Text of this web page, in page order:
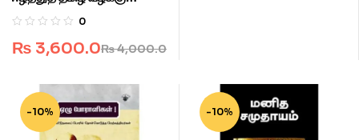
அகராதி.
0
₨4,000.0
₨ 3,600.0
-10% -10%